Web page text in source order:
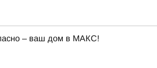
– ваш дом в МАКС!